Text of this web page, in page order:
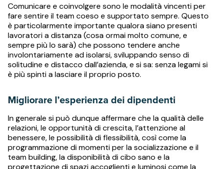
Comunicare e coinvolgere sono le modalità vincenti per
fare sentire il team coeso e supportato sempre. Questo
è particolarmente importante qualora siano presenti
lavoratori a distanza (cosa ormai molto comune, e
sempre più lo sarà) che possono tendere anche
involontariamente ad isolarsi, sviluppando senso di
solitudine e distacco dall’azienda, e si sa: senza legami si
è più spinti a lasciare il proprio posto.
Migliorare l’esperienza dei dipendenti
In generale si può dunque affermare che la qualità delle
relazioni, le opportunità di crescita, l’attenzione al
benessere, le possibilità di flessibilità, così come la
programmazione di momenti per la socializzazione e il
team building, la disponibilità di cibo sano e la
progettazione di spazi accoglienti e luminosi come la